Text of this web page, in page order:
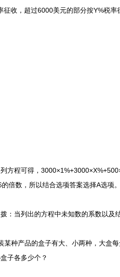
征收，超过6000美元的部分按Y%税
程可得，
倍数，所以结合选项答案选择A选项。
当列出的方程中未知数的系数以及结
种产品的盒子有大、小两种，大盒每
子各多少个？